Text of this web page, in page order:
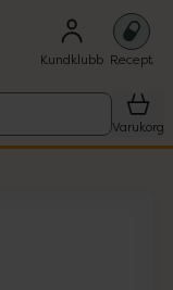
Kundklubb Recept
Varukorg